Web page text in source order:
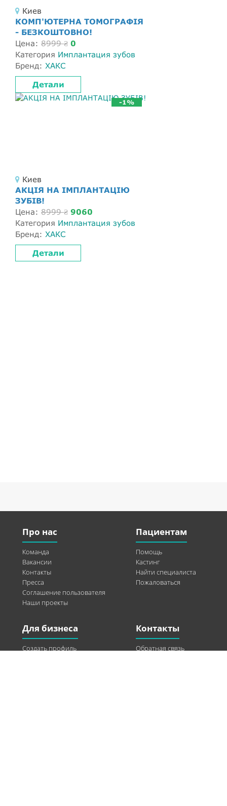
Киев
КОМП'ЮТЕРНА ТОМОГРАФІЯ
- БЕЗКОШТОВНО!
Цена: 8999₴ 0
Категория Имплантация зубов
Бренд: ХАКС
Детали
-1%
Киев
АКЦІЯ НА ІМПЛАНТАЦІЮ
ЗУБІВ!
Цена: 8999₴ 9060
Категория Имплантация зубов
Бренд: ХАКС
Детали
Про нас
Команда
Вакансии
Контакты
Пресса
Соглашение пользователя
Наши проекты
Пациентам
Помощь
Кастинг
Найти специалиста
Пожаловаться
Для бизнеса
Создать профиль
Контакты
Обратная связь